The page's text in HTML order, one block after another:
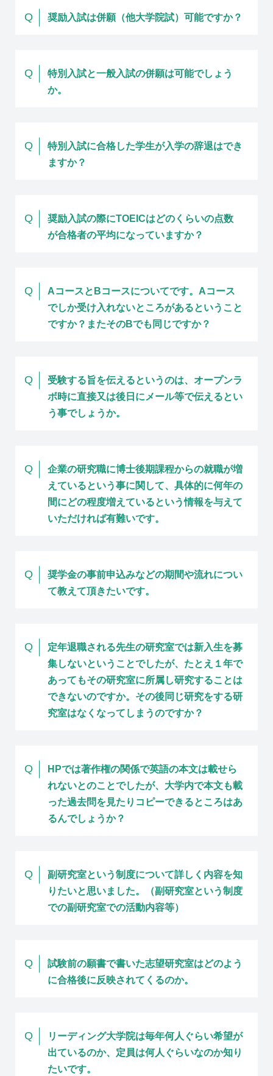
Q 奨励入試は併願（他大学院試）可能ですか？
Q
特別入試と一般入試の併願は可能でしょう
か。
Q
特別入試に合格した学生が入学の辞退はでき
ますか？
Q
奨励入試の際にTOEICはどのくらいの点数
が合格者の平均になっていますか？
Q AコースとBコースについてです。 Aコース
でしか受け入れないところがあるということ
ですか？またそのBでも同じですか？
Q
受験する旨を伝えるというのは、オープンラ
ボ時に直接又は後日にメール等で伝えるとい
う事でしょうか。
Q
企業の研究職に博士後期課程からの就職が増
えているという事に関して、具体的に何年の
間にどの程度増えているという情報を与えて
いただければ有難いです。
Q
奨学金の事前申込みなどの期間や流れについ
て教えて頂きたいです。
Q
定年退職される先生の研究室では新入生を募
集しないということでしたが、たとえ１年で
あってもその研究室に所属し研究することは
できないのですか。その後同じ研究をする研
究室はなくなってしまうのですか？
Q
HPでは著作権の関係で英語の本文は載せら
れないとのことでしたが、大学内で本文も載
った過去問を見たりコピーできるところはあ
るんでしょうか？
Q
副研究室という制度について詳しく内容を知
りたいと思いました。（副研究室という制度
での副研究室での活動内容等）
Q
試験前の願書で書いた志望研究室はどのよう
に合格後に反映されてくるのか。
Q
リーディング大学院は毎年何人ぐらい希望が
出ているのか、定員は何人ぐらいなのか知り
たいです。